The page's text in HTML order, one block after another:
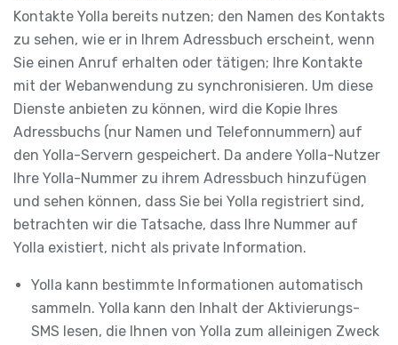
Kontakte Yolla bereits nutzen; den Namen des Kontakts
zu sehen, wie er in Ihrem Adressbuch erscheint, wenn
Sie einen Anruf erhalten oder tätigen; Ihre Kontakte
mit der Webanwendung zu synchronisieren. Um diese
Dienste anbieten zu können, wird die Kopie Ihres
Adressbuchs (nur Namen und Telefonnummern) auf
den Yolla-Servern gespeichert. Da andere Yolla-Nutzer
Ihre Yolla-Nummer zu ihrem Adressbuch hinzufügen
und sehen können, dass Sie bei Yolla registriert sind,
betrachten wir die Tatsache, dass Ihre Nummer auf
Yolla existiert, nicht als private Information.
Yolla kann bestimmte Informationen automatisch
sammeln. Yolla kann den Inhalt der Aktivierungs-
SMS lesen, die Ihnen von Yolla zum alleinigen Zweck